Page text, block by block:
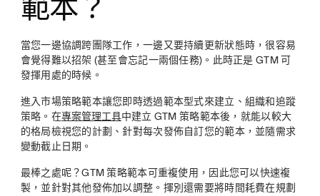
範本？
當您一邊協調跨團隊工作，一邊又要持續更新狀態時，很容易
會覺得難以招架 (甚至會忘記一兩個任務)。此時正是 GTM 可
發揮用處的時候。
進入市場策略範本讓您即時透過範本型式來建立、組織和追蹤
策略。在專案管理工具中建立 GTM 策略範本後，就能以較大
的格局檢視您的計劃、針對每次發佈自訂您的範本，並隨需求
變動截止日期。
最棒之處呢？GTM 策略範本可重複使用，因此您可以快速複
製，並針對其他發佈加以調整。揮別還需要將時間耗費在規劃